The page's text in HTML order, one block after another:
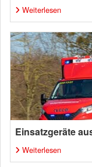
Weiterlesen
Einsatzgeräte
Weiterlesen